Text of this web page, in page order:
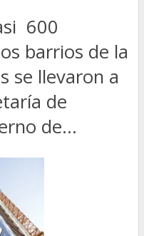
600
barrios de la
se llevaron a
de
de...